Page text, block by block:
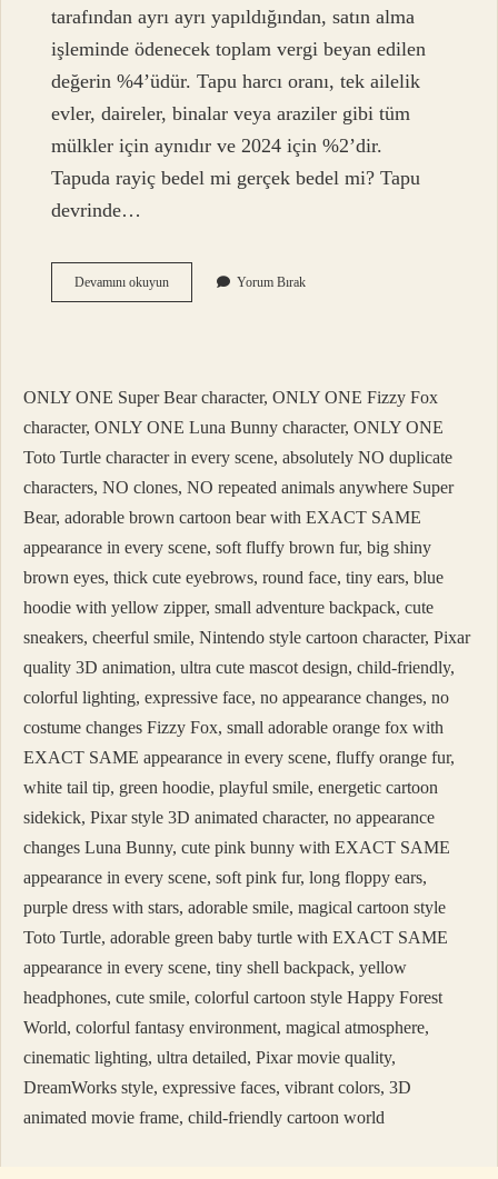
tarafından ayrı ayrı yapıldığından, satın alma
işleminde ödenecek toplam vergi beyan edilen
değerin %4’üdür. Tapu harcı oranı, tek ailelik
evler, daireler, binalar veya araziler gibi tüm
mülkler için aynıdır ve 2024 için %2’dir.
Tapuda rayiç bedel mi gerçek bedel mi? Tapu
devrinde…
Devamını okuyunTapuda
Satış
Yorum Bırak
ONLY ONE Super Bear character, ONLY ONE Fizzy Fox
character, ONLY ONE Luna Bunny character, ONLY ONE
Toto Turtle character in every scene, absolutely NO duplicate
characters, NO clones, NO repeated animals anywhere Super
Bear, adorable brown cartoon bear with EXACT SAME
appearance in every scene, soft fluffy brown fur, big shiny
brown eyes, thick cute eyebrows, round face, tiny ears, blue
hoodie with yellow zipper, small adventure backpack, cute
sneakers, cheerful smile, Nintendo style cartoon character, Pixar
quality 3D animation, ultra cute mascot design, child-friendly,
colorful lighting, expressive face, no appearance changes, no
costume changes Fizzy Fox, small adorable orange fox with
EXACT SAME appearance in every scene, fluffy orange fur,
white tail tip, green hoodie, playful smile, energetic cartoon
sidekick, Pixar style 3D animated character, no appearance
changes Luna Bunny, cute pink bunny with EXACT SAME
appearance in every scene, soft pink fur, long floppy ears,
purple dress with stars, adorable smile, magical cartoon style
Toto Turtle, adorable green baby turtle with EXACT SAME
appearance in every scene, tiny shell backpack, yellow
headphones, cute smile, colorful cartoon style Happy Forest
World, colorful fantasy environment, magical atmosphere,
cinematic lighting, ultra detailed, Pixar movie quality,
DreamWorks style, expressive faces, vibrant colors, 3D
animated movie frame, child-friendly cartoon world